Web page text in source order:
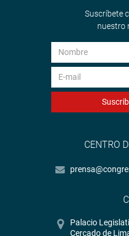
Suscríbete
nuestro
CENTRO
Palacio
Cercado de